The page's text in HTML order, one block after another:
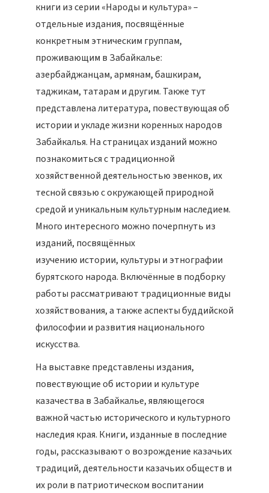
книги из серии «Народы и культура» –
отдельные издания, посвящённые
конкретным этническим группам,
проживающим в Забайкалье:
азербайджанцам, армянам, башкирам,
таджикам, татарам и другим. Также тут
представлена литература, повествующая об
истории и укладе жизни коренных народов
Забайкалья. На страницах изданий можно
познакомиться с традиционной
хозяйственной деятельностью эвенков, их
тесной связью с окружающей природной
средой и уникальным культурным наследием.
Много интересного можно почерпнуть из
изданий, посвящённых
изучению истории, культуры и этнографии
бурятского народа. Включённые в подборку
работы рассматривают традиционные виды
хозяйствования, а также аспекты буддийской
философии и развития национального
искусства.
На выставке представлены издания,
повествующие об истории и культуре
казачества в Забайкалье, являющегося
важной частью исторического и культурного
наследия края. Книги, изданные в последние
годы, рассказывают о возрождение казачьих
традиций, деятельности казачьих обществ и
их роли в патриотическом воспитании